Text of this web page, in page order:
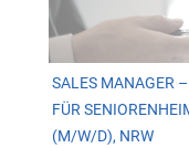
SALES MANAGER
FÜR
(M/W/D), NRW